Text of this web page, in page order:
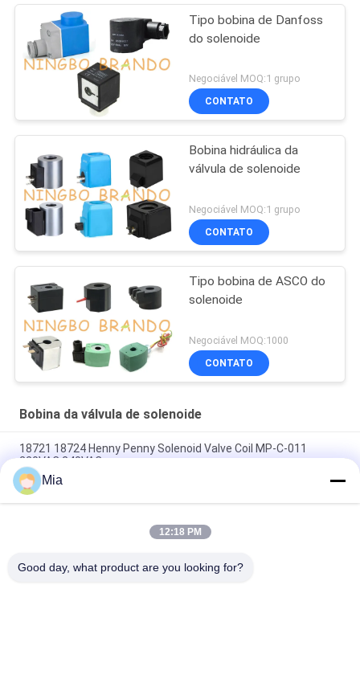
Tipo bobina de Danfoss
do solenoide
Negociável MOQ:1 grupo
CONTATO
Bobina hidráulica da
válvula de solenoide
Negociável MOQ:1 grupo
CONTATO
Tipo bobina de ASCO do
solenoide
Negociável MOQ:1000
CONTATO
Bobina da válvula de solenoide
18721 18724 Henny Penny Solenoid Valve Coil MP-C-011
220VAC 240VAC
6013 6014 Uma C.C. 110V 230V 50Hz 8W 11W 15W da bobina
24V da válvula de solenoide de C
EVI 7/9 12V 24V 110V 220V 4.8W 6.5W 5.5VA 6VA da bobina da
Mia
12:18 PM
Good day, what product are you looking for?